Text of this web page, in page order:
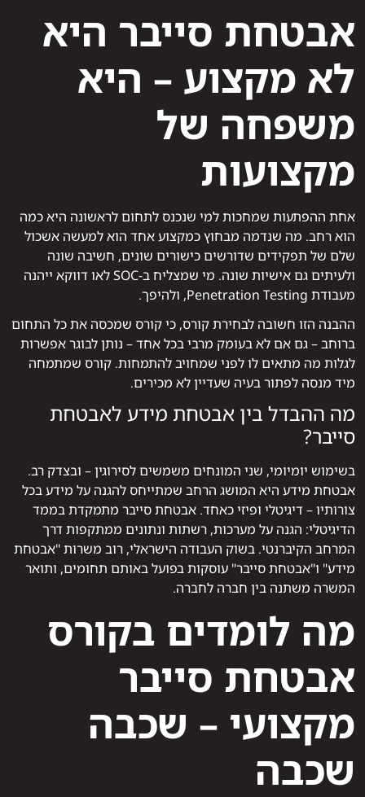
אבטחת סייבר היא
לא מקצוע – היא
משפחה של
מקצועות
אחת ההפתעות שמחכות למי שנכנס לתחום לראשונה היא כמה
הוא רחב. מה שנדמה מבחוץ כמקצוע אחד הוא למעשה אשכול
שלם של תפקידים שדורשים כישורים שונים, חשיבה שונה
ולעיתים גם אישיות שונה. מי שמצליח ב-SOC לאו דווקא ייהנה
מעבודת Penetration Testing, ולהיפך.
ההבנה הזו חשובה לבחירת קורס, כי קורס שמכסה את כל התחום
ברוחב – גם אם לא בעומק מרבי בכל אחד – נותן לבוגר אפשרות
לגלות מה מתאים לו לפני שמחויב להתמחות. קורס שמתמחה
מיד מנסה לפתור בעיה שעדיין לא מכירים.
מה ההבדל בין אבטחת מידע לאבטחת
סייבר?
בשימוש יומיומי, שני המונחים משמשים לסירוגין – ובצדק רב.
אבטחת מידע היא המושג הרחב שמתייחס להגנה על מידע בכל
צורותיו – דיגיטלי ופיזי כאחד. אבטחת סייבר מתמקדת בממד
הדיגיטלי: הגנה על מערכות, רשתות ונתונים ממתקפות דרך
המרחב הקיברנטי. בשוק העבודה הישראלי, רוב משרות "אבטחת
מידע" ו"אבטחת סייבר" עוסקות בפועל באותם תחומים, ותואר
המשרה משתנה בין חברה לחברה.
מה לומדים בקורס
אבטחת סייבר
מקצועי – שכבה
שכבה